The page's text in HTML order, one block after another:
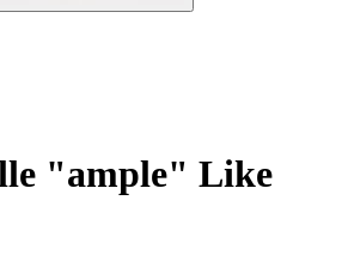
"ample" Like